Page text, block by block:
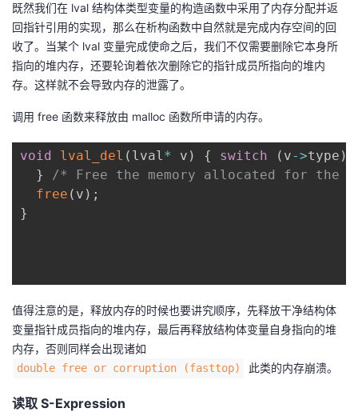
既然我们在 lval 结构体类型变量的构造函数中采用了内存分配并返
回指针引用的实现，那么在析构函数中自然就是完成内存空间的回
收了。当某个 lval 变量完成使命之后，我们不仅需要删除它本身所
指向的堆内存，还要轮询着依次删除它的指针成员所指向的堆内
存。这样就不会导致内存的泄露了。
调用 free 函数来释放由 malloc 函数所申请的内存。
void lval_del ( lval* v ) { switch ( v->type )
}
/* Free the memory allocated for
free ( v ) ;
}
值得注意的是，释放内存的时候也要讲究顺序，先释放干净结构体
变量指针成员指向的堆内存，最后再释放结构体变量自身指向的堆
内存，否则同样会出现诸如
double free or corruption (fasttop) 此类的内存崩溃。
读取 S-Expression